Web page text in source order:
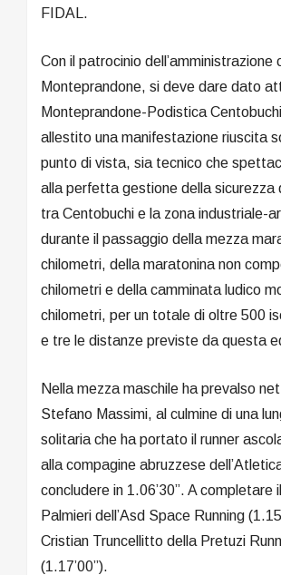
FIDAL.
Con il patrocinio dell’amministrazione
Monteprandone, si deve dare dato
Monteprandone-Podistica
allestito una manifestazione riuscita
punto di vista, sia tecnico che
alla perfetta gestione della sicurezza
tra Centobuchi e la zona industriale-
durante il passaggio della mezza
chilometri, della maratonina non
chilometri e della camminata ludico
chilometri, per un totale di oltre 500
e tre le distanze previste da questa
Nella mezza maschile ha prevalso
Stefano Massimi, al culmine di una
solitaria che ha portato il runner
alla compagine abruzzese
concludere in 1.06’30”. A completare
Palmieri dell’Asd Space Running
Cristian Truncellitto della Pretuzi
(1.17’00”).